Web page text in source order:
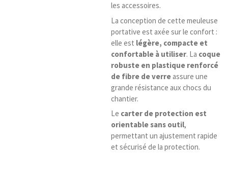
les accessoires.
La conception de cette meuleuse
portative est axée sur le confort :
elle est légère, compacte et
confortable à utiliser. La coque
robuste en plastique renforcé
de fibre de verreassure une
grande résistance aux chocs du
chantier.
Le carter de protection est
orientable sans outil,
permettant un ajustement rapide
et sécurisé de la protection.